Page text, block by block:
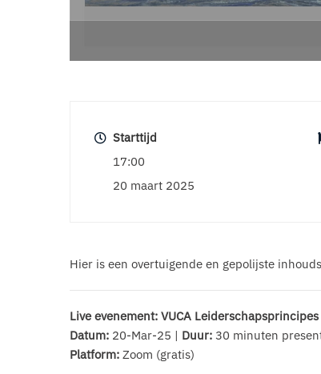
Starttijd
17:00
20 maart 2025
Hier is een overtuigende en gepolijste
Live evenement: VUCA Leiderschapsprincipes
Datum: 20-Mar-25 | Duur: 30 minuten
Platform: Zoom (gratis)